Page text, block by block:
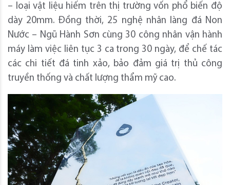
– loại vật liệu hiếm trên thị trường vốn phổ biến độ
dày 20mm. Đồng thời, 25 nghệ nhân làng đá Non
Nước – Ngũ Hành Sơn cùng 30 công nhân vận hành
máy làm việc liên tục 3 ca trong 30 ngày, để chế tác
các chi tiết đá tinh xảo, bảo đảm giá trị thủ công
truyền thống và chất lượng thẩm mỹ cao.